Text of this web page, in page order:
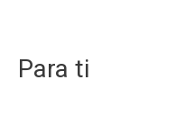
aPara ti